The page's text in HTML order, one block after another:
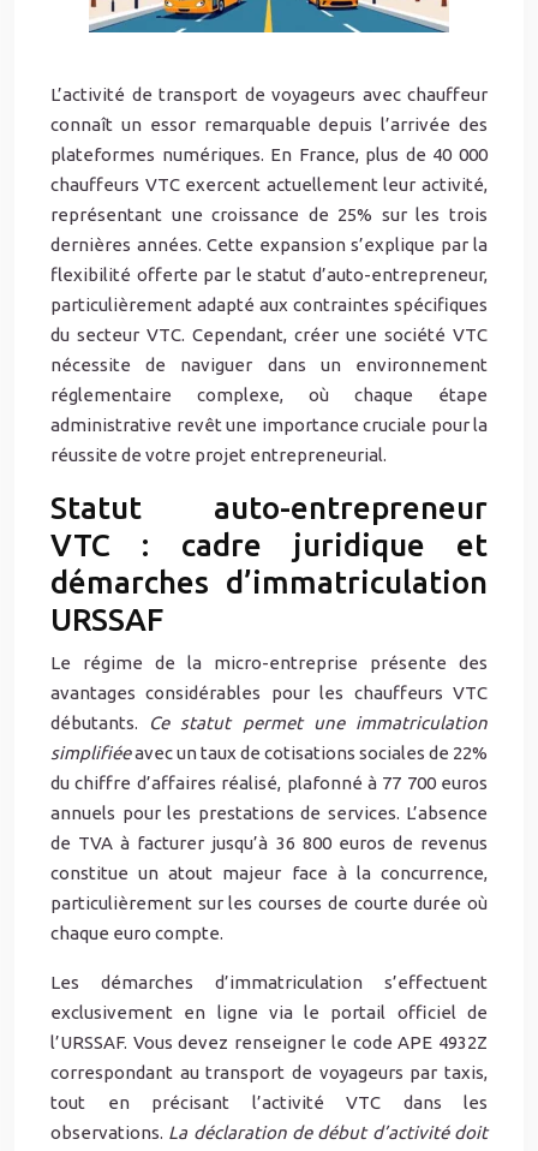
L’activité de transport de voyageurs avec chauffeur
connaît un essor remarquable depuis l’arrivée des
plateformes numériques. En France, plus de 40 000
chauffeurs VTC exercent actuellement leur activité,
représentant une croissance de 25% sur les trois
dernières années. Cette expansion s’explique par la
flexibilité offerte par le statut d’auto-entrepreneur,
particulièrement adapté aux contraintes spécifiques
du secteur VTC. Cependant, créer une société VTC
nécessite de naviguer dans un environnement
réglementaire complexe, où chaque étape
administrative revêt une importance cruciale pour la
réussite de votre projet entrepreneurial.
Statut auto-entrepreneur
VTC : cadre juridique et
démarches d’immatriculation
URSSAF
Le régime de la micro-entreprise présente des
avantages considérables pour les chauffeurs VTC
débutants.
Ce statut permet une immatriculation
simplifiéeavec un taux de cotisations sociales de 22%
du chiffre d’affaires réalisé, plafonné à 77 700 euros
annuels pour les prestations de services. L’absence
de TVA à facturer jusqu’à 36 800 euros de revenus
constitue un atout majeur face à la concurrence,
particulièrement sur les courses de courte durée où
chaque euro compte.
Les démarches d’immatriculation s’effectuent
exclusivement en ligne via le portail officiel de
l’URSSAF. Vous devez renseigner le code APE 4932Z
correspondant au transport de voyageurs par taxis,
tout en précisant l’activité VTC dans les
observations. La déclaration de début d’activité doit